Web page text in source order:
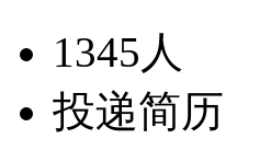
1345人
投递简历